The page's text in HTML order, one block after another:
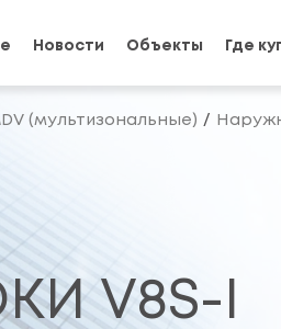
Новости Объекты Где
(мультизональные)
V8S-I